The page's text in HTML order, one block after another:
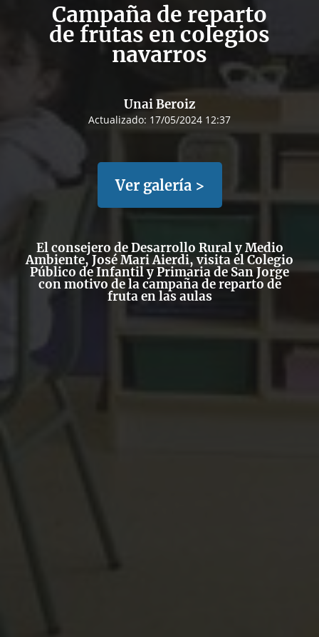
Campaña de reparto
de frutas en colegios
navarros
Unai Beroiz
Actualizado: 17/05/2024 12:37
Ver galería >
El consejero de Desarrollo Rural y Medio
Ambiente, José Mari Aierdi, visita el Colegio
Público de Infantil y Primaria de San Jorge
con motivo de la campaña de reparto de
fruta en las aulas